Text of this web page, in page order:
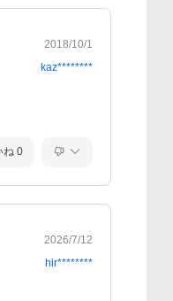
2018/10/1
kaz********
ね 0
2026/7/12
hir********